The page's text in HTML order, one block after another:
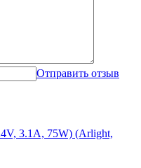
Отправить отзыв